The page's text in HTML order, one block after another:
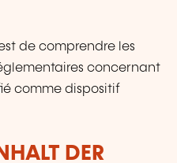
de comprendre les
concernant
comme dispositif
DER